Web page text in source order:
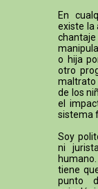
En
existe la
o hija
otro
de los
el
sistema
Soy
ni
tiene
punto